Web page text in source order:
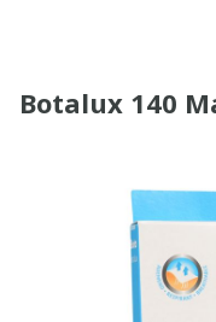
Botalux 140